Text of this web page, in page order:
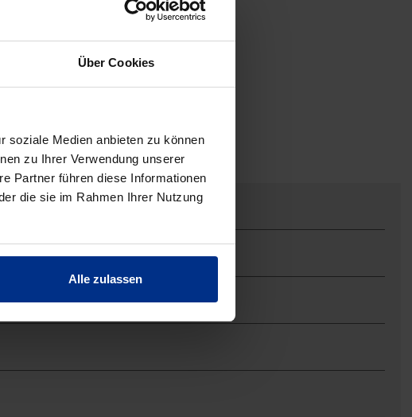
Über Cookies
soziale Medien anbieten zu können
zu Ihrer Verwendung unserer
Partner führen diese Informationen
die sie im Rahmen Ihrer Nutzung
Alle zulassen